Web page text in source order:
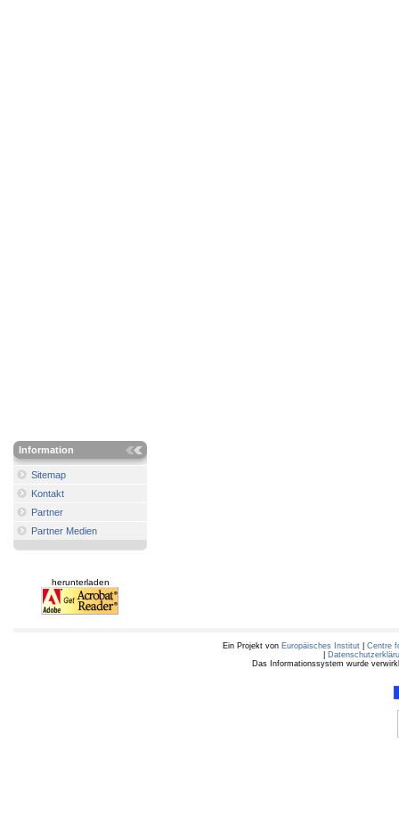
Information
Sitemap
Kontakt
Partner
Partner Medien
herunterladen
Ein Projekt von Europäisches Institut
Centre
Das Informationssystem wurde